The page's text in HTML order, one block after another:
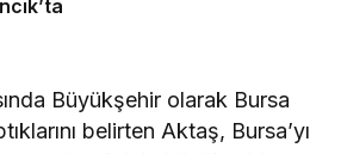
Büyükşehir olarak Bursa
belirten Aktaş, Bursa’yı